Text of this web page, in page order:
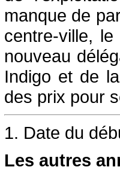
manque de
centre-ville,
nouveau
Indigo et de
des prix pour
1. Date du
Les autres